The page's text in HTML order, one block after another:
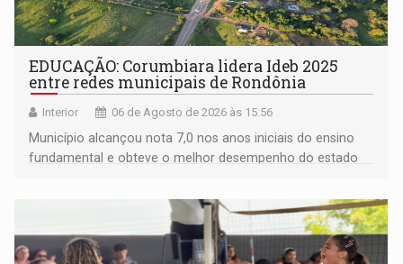
EDUCAÇÃO: Corumbiara lidera Ideb 2025
entre redes municipais de Rondônia
Interior 06 de Agosto de 2026 às 15:56
Município alcançou nota 7,0 nos anos iniciais do ensino
fundamental e obteve o melhor desempenho do estado